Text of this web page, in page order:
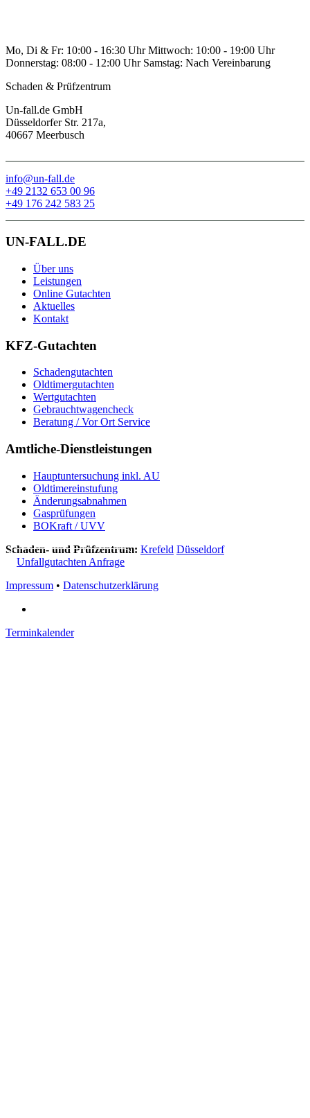
Mo, Di & Fr: 10:00 - 16:30 Uhr Mittwoch: 10:00 - 19:00 Uhr
Donnerstag: 08:00 - 12:00 Uhr Samstag: Nach Vereinbarung
Schaden & Prüfzentrum
Un-fall.de GmbH
Düsseldorfer Str. 217a,
40667 Meerbusch
info@un-fall.de
+49 2132 653 00 96
+49 176 242 583 25
UN-FALL.DE
Über uns
Leistungen
Online Gutachten
Aktuelles
Kontakt
KFZ-Gutachten
Schadengutachten
Oldtimergutachten
Wertgutachten
Gebrauchtwagencheck
Beratung / Vor Ort Service
Amtliche-Dienstleistungen
Hauptuntersuchung inkl. AU
Oldtimereinstufung
Änderungsabnahmen
Gasprüfungen
BOKraft / UVV
Schaden- und Prüfzentrum: Krefeld Düsseldorf
Unfallgutachten Anfrage
Impressum • Datenschutzerklärung
Terminkalender